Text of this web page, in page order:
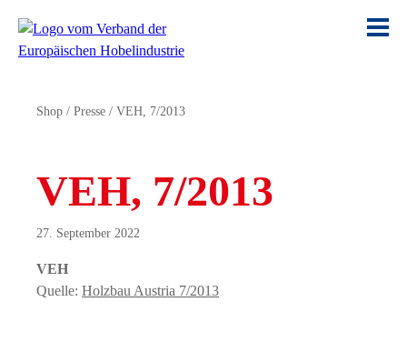
Shop / Presse / VEH, 7/2013
VEH, 7/2013
27. September 2022
VEH
Quelle: Holzbau Austria 7/2013